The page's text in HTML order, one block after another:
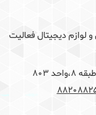
و لوازم دیجیتال فعالیت
803